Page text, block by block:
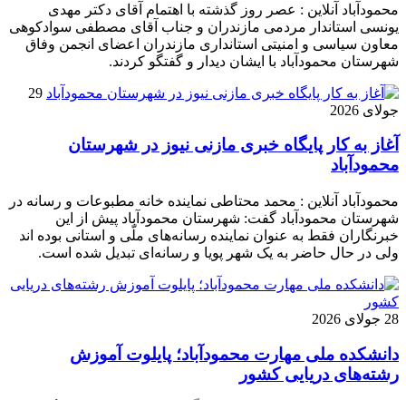
محمودآباد آنلاین : عصر روز گذشته با اهتمام آقای دکتر مهدی
یونسی استاندار مردمی مازندران و جناب آقای مصطفی سوادکوهی
معاون سیاسی و امنیتی استانداری مازندران اعضای انجمن وفاق
شهرستان محمودآباد با ایشان دیدار و گفتگو کردند.
29
جولای 2026
آغاز به کار پایگاه خبری مازنی نیوز در شهرستان
محمودآباد
محمودآباد آنلاین : محمد محتاطی نماینده خانه مطبوعات و رسانه در
شهرستان محمودآباد گفت: شهرستان محمودآباد پیش از این
خبرنگاران فقط به عنوان نماینده رسانه‌های ملّی و استانی بوده اند
ولی در حال حاضر به یک شهر پویا و رسانه‌ای تبدیل شده است.
28 جولای 2026
دانشکده ملی مهارت محمودآباد؛ پایلوت آموزش
رشته‌های دریایی کشور